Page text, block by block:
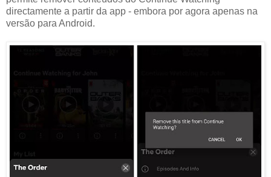
directamente a partir da app - embora por agora apenas na
versão para Android.